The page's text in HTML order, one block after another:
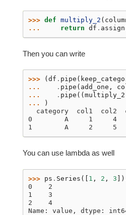
>>> def multiply_2 (
...
return df . assign
Then you can write
>>> ( df . pipe (
...
. pipe ( add_one ,
...
. pipe (( multiply_2
...
)
category  col1  col2
0        A     1     4
1        A     2     5
You can use lambda as well
>>> ps . Series ([ 1 , 2 , 3 ])
0    2
1    3
2    4
Name: value, dtype: